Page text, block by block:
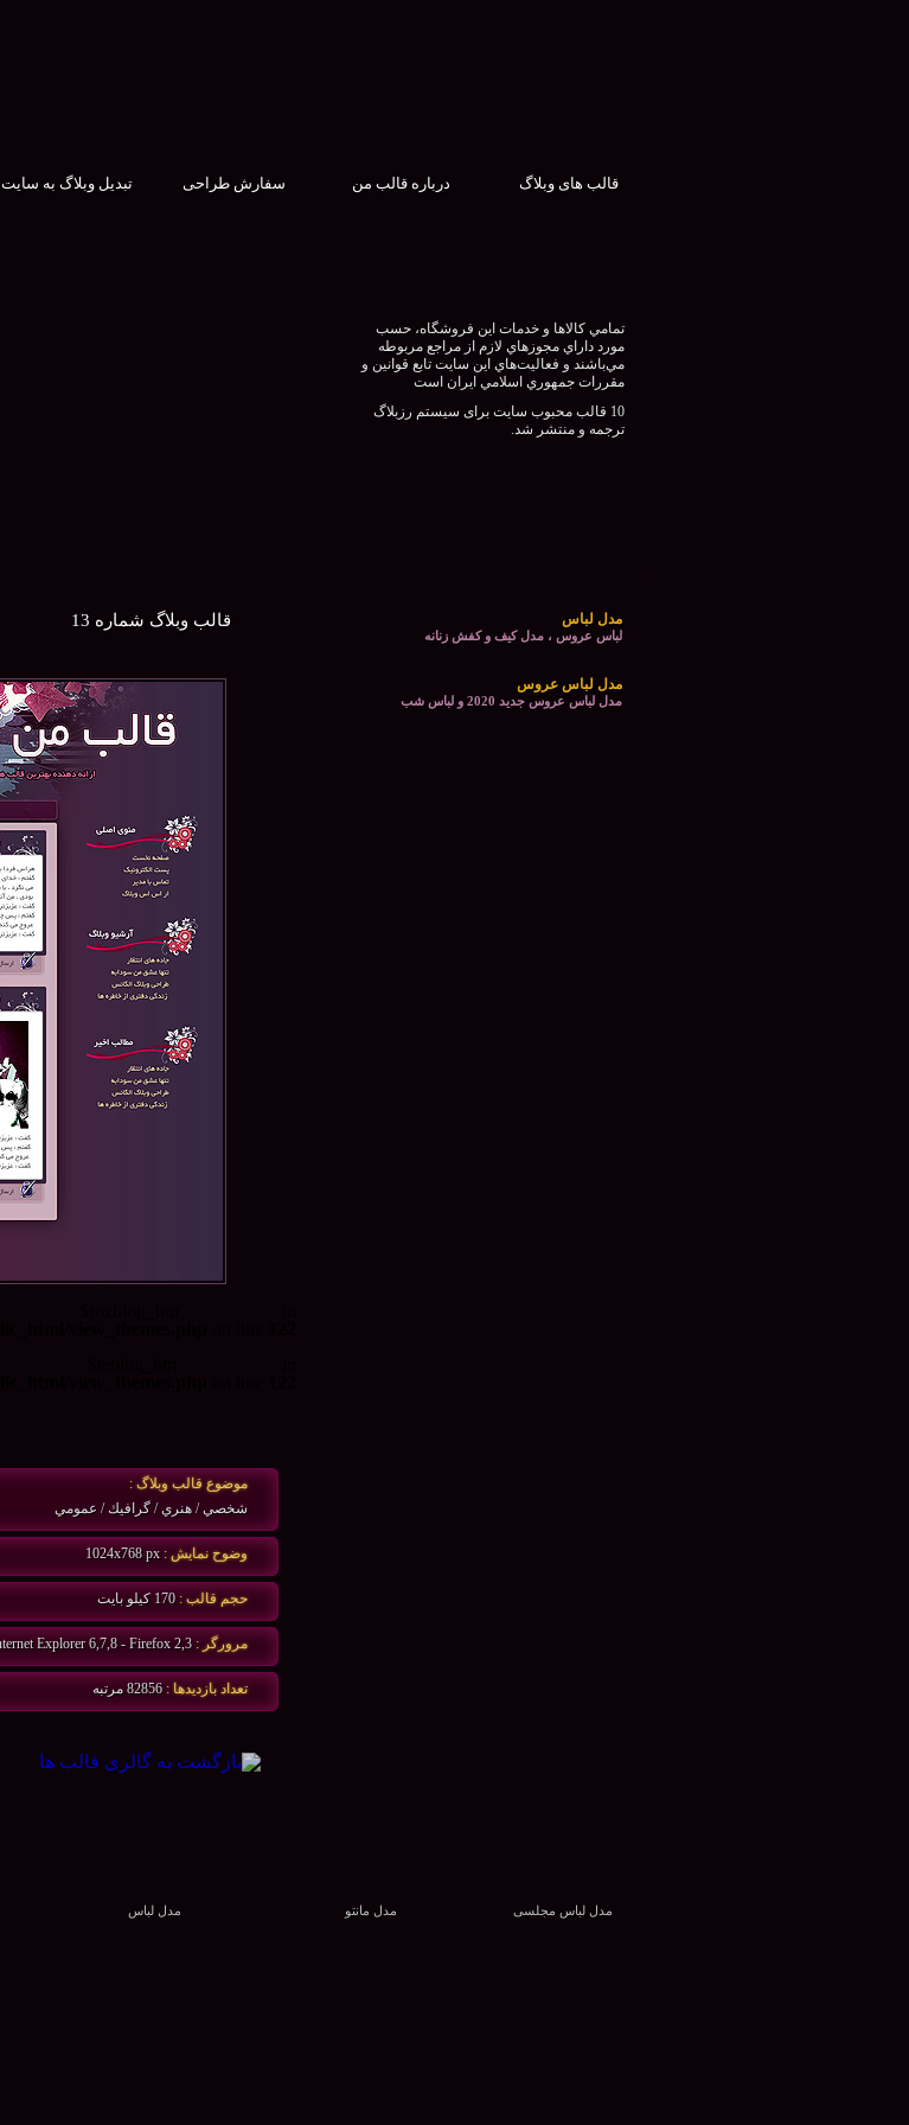
تبدیل وبلاگ به سایت سفارش طراحی درباره قالب من قالب های وبلاگ
قالب وبلاگ شماره 13
موضوع قالب وبلاگ :
شخصي / هنري / گرافيك / عمومي
وضوح نمايش :
حجم قالب : 170 كيلو بايت
مرورگر : Internet Explorer 6,7,8 - Firefox 2,3
تعداد بازديدها : 82856 مرتبه
تمامي كالاها و خدمات اين فروشگاه، حسب
مورد داراي مجوزهاي لازم از مراجع مربوطه
مي‌باشند و فعاليت‌هاي اين سايت تابع قوانين و
مقررات جمهوري اسلامي ايران است
10 قالب محبوب سایت برای سیستم رزبلاگ
ترجمه و منتشر شد.
مدل لباس
لباس عروس ، مدل کیف و کفش زنانه
مدل لباس عروس
مدل لباس عروس جدید 2020 و لباس شب
مدل لباس مجلسی مدل مانتو مدل لباس